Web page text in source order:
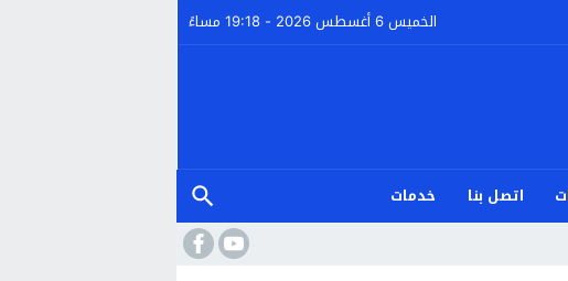
الخميس 6 أغسطس 2026 - 19:18 مساءً
اتصل بنا
خدمات